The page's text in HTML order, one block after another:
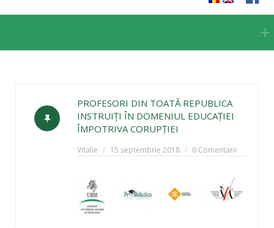
content
PROFESORI DIN TOATĂ REPUBLICA
INSTRUIȚI ÎN DOMENIUL EDUCAȚIEI
ÎMPOTRIVA CORUPȚIEI
Vitalie 15 septembrie 2018 0 Comentarii